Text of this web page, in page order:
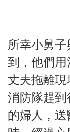
所幸小舅
到，他們用
丈夫拖離現
消防隊趕到
的婦人，送